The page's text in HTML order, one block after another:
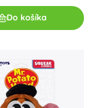
Do košíka